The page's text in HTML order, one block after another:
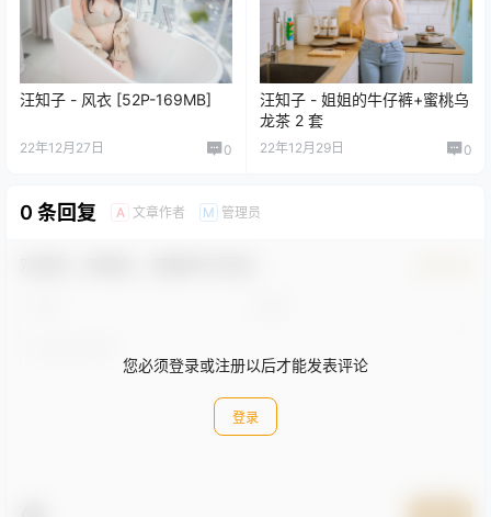
汪知子 - 风衣 [52P-169MB]
22年12月27日 0
汪知子 - 姐姐的牛仔裤+蜜桃乌
龙茶 2 套
22年12月29日 0
0 条回复 A 文章作者 M 管理员
您必须登录或注册以后才能发表评论
登录